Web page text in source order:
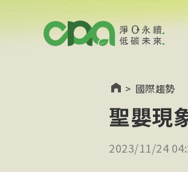
> 國際趨勢
聖嬰現
2023/11/24